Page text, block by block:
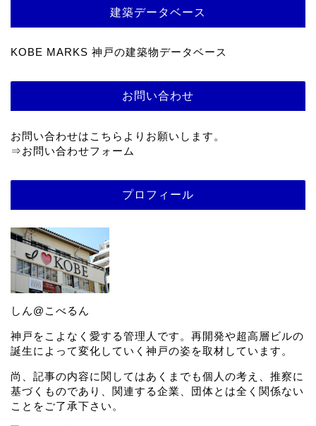
建築データベース
KOBE MARKS 神戸の建築物データベース
お問い合わせ
お問い合わせはこちらよりお願いします。
⇒お問い合わせフォーム
プロフィール
しん@こべるん
神戸をこよなく愛する管理人です。再開発や超高層ビルの
誕生によって変化していく神戸の姿を取材しています。
尚、記事の内容に関してはあくまでも個人の考え、推察に
基づくものであり、関連する企業、団体とは全く関係ない
ことをご了承下さい。